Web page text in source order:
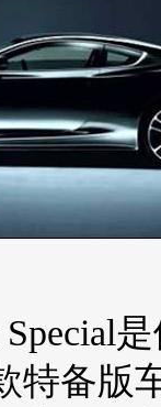
是
特备版